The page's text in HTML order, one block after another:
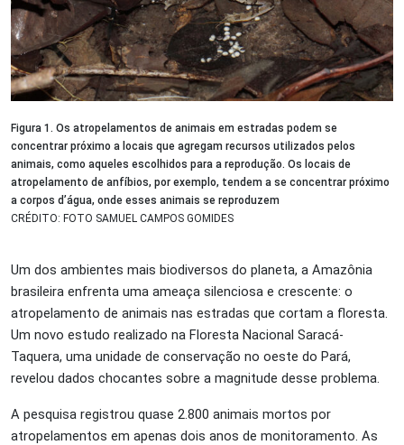
Figura 1. Os atropelamentos de animais em estradas podem se
concentrar próximo a locais que agregam recursos utilizados pelos
animais, como aqueles escolhidos para a reprodução. Os locais de
atropelamento de anfíbios, por exemplo, tendem a se concentrar próximo
a corpos d’água, onde esses animais se reproduzem
CRÉDITO: FOTO SAMUEL CAMPOS GOMIDES
Um dos ambientes mais biodiversos do planeta, a Amazônia
brasileira enfrenta uma ameaça silenciosa e crescente: o
atropelamento de animais nas estradas que cortam a floresta.
Um novo estudo realizado na Floresta Nacional Saracá-
Taquera, uma unidade de conservação no oeste do Pará,
revelou dados chocantes sobre a magnitude desse problema.
A pesquisa registrou quase 2.800 animais mortos por
atropelamentos em apenas dois anos de monitoramento. As